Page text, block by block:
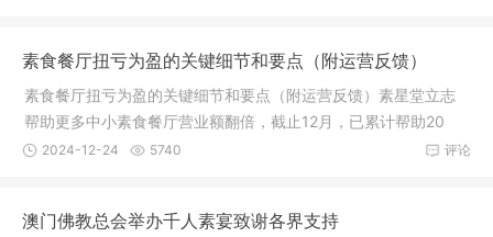
素食餐厅扭亏为盈的关键细节和要点（附运营反馈）
素食餐厅扭亏为盈的关键细节和要点（附运营反馈）素星堂立志
帮助更多中小素食餐厅营业额翻倍，截止12月，已累计帮助20
+素食餐厅
评论
2024-12-24 5740
澳门佛教总会举办千人素宴致谢各界支持